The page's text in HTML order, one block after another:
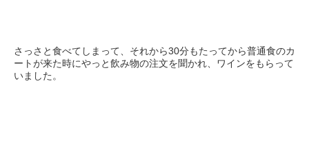
さっさと食べてしまって、それから30分もたってから普通食のカ
ートが来た時にやっと飲み物の注文を聞かれ、ワインをもらって
いました。